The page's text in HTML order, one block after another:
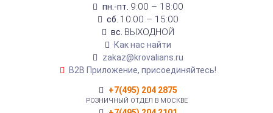
пн.-пт. 9:00 – 18:00
сб. 10:00 – 15:00
вс. ВЫХОДНОЙ
Как нас найти
zakaz@krovalians.ru
B2B Приложение, присоединяйтесь!
+7(495) 204 2875
РОЗНИЧНЫЙ ОТДЕЛ В МОСКВЕ